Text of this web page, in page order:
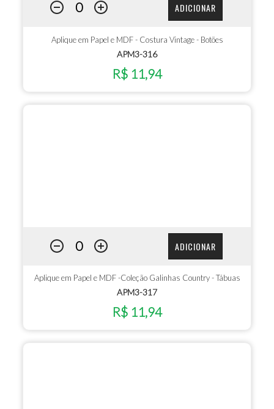
ADICIONAR
Aplique em Papel e MDF - Costura Vintage - Botões
APM3-316
R$ 11,94
ADICIONAR
Aplique em Papel e MDF -Coleção Galinhas Country - Tábuas
APM3-317
R$ 11,94